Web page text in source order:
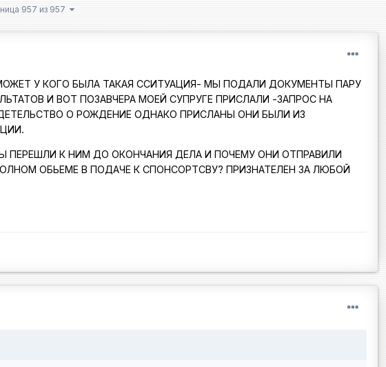
957 из 957
У КОГО БЫЛА ТАКАЯ ССИТУАЦИЯ- МЫ ПОДАЛИ ДОКУМЕНТЫ ПАРУ
И ВОТ ПОЗАВЧЕРА МОЕЙ СУПРУГЕ ПРИСЛАЛИ -ЗАПРОС НА
О РОЖДЕНИЕ ОДНАКО ПРИСЛАНЫ ОНИ БЫЛИ ИЗ
ПЕРЕШЛИ К НИМ ДО ОКОНЧАНИЯ ДЕЛА И ПОЧЕМУ ОНИ ОТПРАВИЛИ
ОБЬЕМЕ В ПОДАЧЕ К СПОНСОРТСВУ? ПРИЗНАТЕЛЕН ЗА ЛЮБОЙ